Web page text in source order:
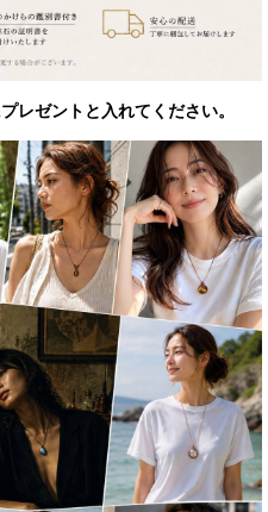
レゼントと入れてください。